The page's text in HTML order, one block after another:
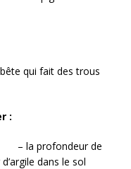
qui fait des trous
:
– la profondeur de
dans le sol